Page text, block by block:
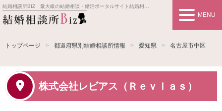
結婚相談所BIZ 最大級の結婚相談・婚活ポータルサイト結婚相談所事業者情報や婚活お見合いの悩み、対策を紹介します。
MENU
トップページ 都道府県別結婚相談所情報 愛知県 名古屋市中区
株式会社レビアス（Ｒｅｖｉａｓ）